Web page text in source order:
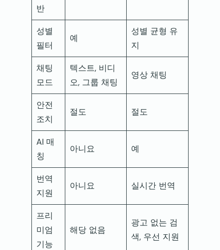
반
성별
필터
예
성별 균형 유
지
채팅
모드
텍스트, 비디
오, 그룹 채팅
영상 채팅
안전
조치
절도 절도
AI 매
칭
아니요 예
번역
지원
아니요 실시간 번역
프리
미엄
기능
해당 없음
광고 없는 검
색, 우선 지원